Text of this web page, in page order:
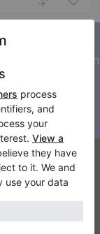
Neuigkeiten von